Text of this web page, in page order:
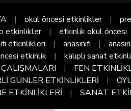
okul öncesi etkinlikler
etkinlikler
etkinlik okul öncesi
etkinlikleri
anasınıfı
etkinlik
kalıplı sanat
FEN
GÜNLER ETKİNLİKLERİ
ETKİNLİKLERİ
SANAT